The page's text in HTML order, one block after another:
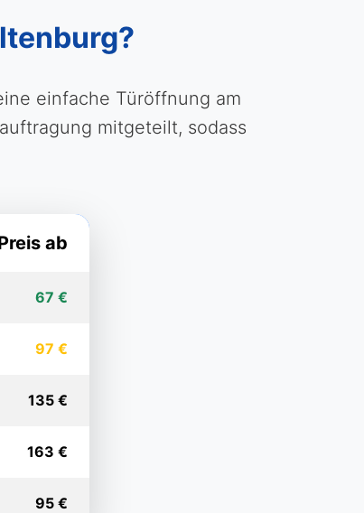
einfache Türöffnung am
mitgeteilt, sodass
ab
67 €
97 €
135 €
163 €
95 €